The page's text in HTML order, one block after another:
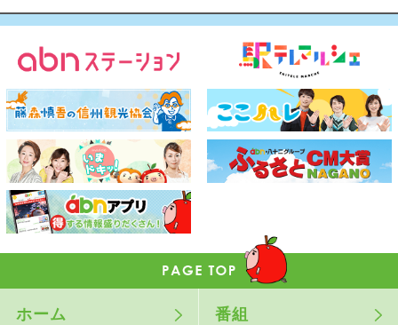
ホーム 番組